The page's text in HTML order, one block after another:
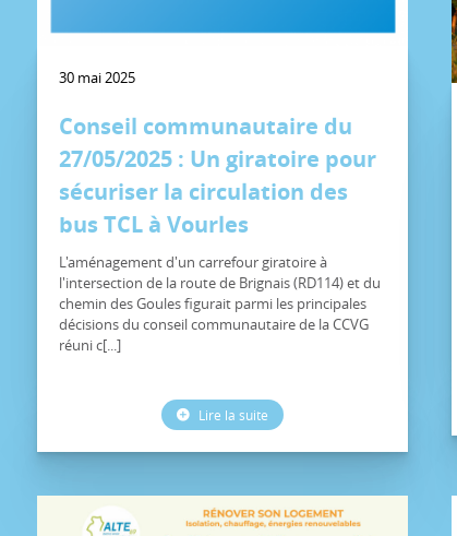
30 mai 2025
Conseil communautaire du
27/05/2025 : Un giratoire pour
sécuriser la circulation des
bus TCL à Vourles
L'aménagement d'un carrefour giratoire à
l'intersection de la route de Brignais (RD114) et du
chemin des Goules figurait parmi les principales
décisions du conseil communautaire de la CCVG
réuni c[...]
Lire la suite